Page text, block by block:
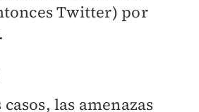
Twitter) por
las amenazas